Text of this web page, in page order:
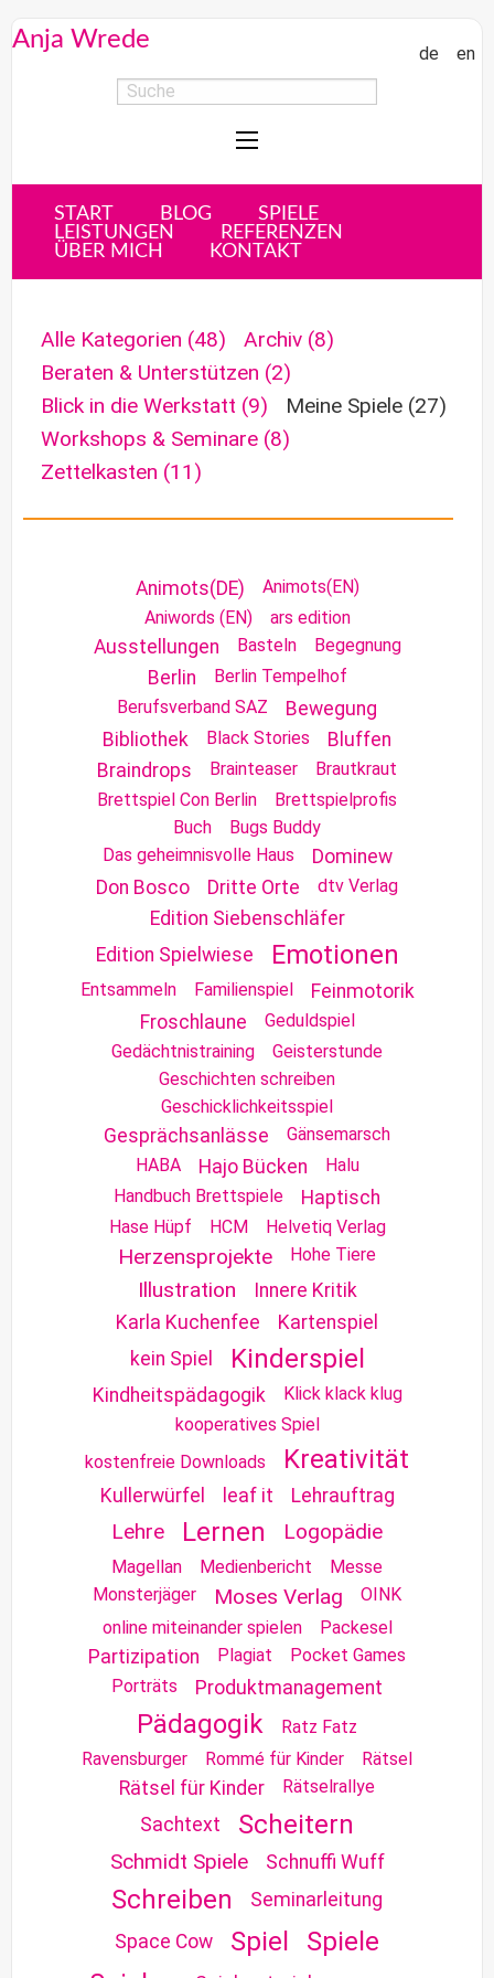
Anja Wrede de en
START BLOG
SPIELE
LEISTUNGEN
REFERENZEN
ÜBER MICH
KONTAKT
Alle Kategorien (48) Archiv (8)
Beraten & Unterstützen (2)
Blick in die Werkstatt (9) Meine Spiele (27)
Workshops & Seminare (8)
Zettelkasten (11)
Animots(DE)
Animots(EN)
Aniwords (EN)
ars edition
Ausstellungen Basteln Begegnung
Berlin
Berlin Tempelhof
Berufsverband SAZ
Bewegung
Bibliothek
Black Stories
Bluffen
Braindrops
Brainteaser
Brautkraut
Brettspiel Con Berlin
Brettspielprofis
Buch
Bugs Buddy
Das geheimnisvolle Haus
Dominew
Don Bosco
Dritte Orte dtv Verlag
Edition Siebenschläfer
Edition Spielwiese
Emotionen
Entsammeln Familienspiel
Feinmotorik
Froschlaune
Geduldspiel
Gedächtnistraining
Geisterstunde
Geschichten schreiben
Geschicklichkeitsspiel
Gesprächsanlässe
Gänsemarsch
HABA
Hajo Bücken
Halu
Handbuch Brettspiele
Haptisch
Hase Hüpf HCM Helvetiq Verlag
Herzensprojekte Hohe Tiere
Illustration
Innere Kritik
Karla Kuchenfee
Kartenspiel
kein Spiel
Kinderspiel
Kindheitspädagogik
Klick klack klug
kooperatives Spiel
kostenfreie Downloads
Kreativität
Kullerwürfel leaf it Lehrauftrag
Lehre Lernen Logopädie
Magellan Medienbericht
Messe
Monsterjäger
Moses Verlag
OINK
online miteinander spielen
Packesel
Partizipation Plagiat
Pocket Games
Porträts
Produktmanagement
Pädagogik
Ratz Fatz
Ravensburger
Rommé für Kinder Rätsel
Rätsel für Kinder Rätselrallye
Sachtext Scheitern
Schmidt Spiele Schnuffi Wuff
Schreiben
Seminarleitung
Space Cow
Spiel
Spiele